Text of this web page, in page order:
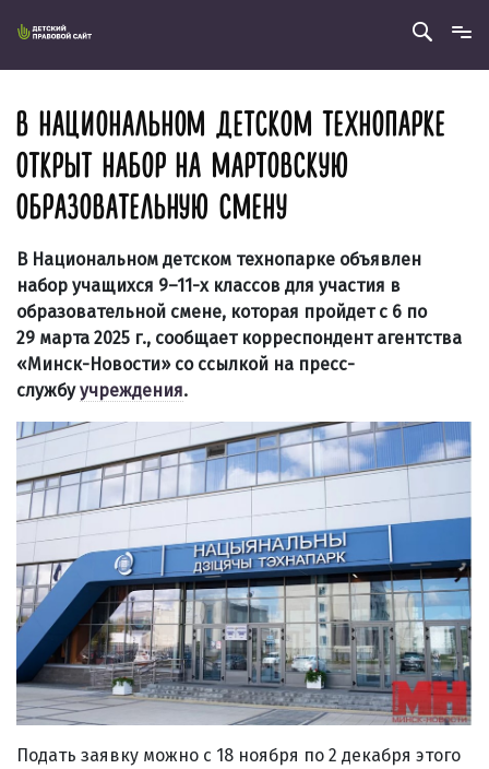
В НАЦИОНАЛЬНОМ ДЕТСКОМ ТЕХНОПАРКЕ
ОТКРЫТ НАБОР НА МАРТОВСКУЮ
ОБРАЗОВАТЕЛЬНУЮ СМЕНУ
В Национальном детском технопарке объявлен
набор учащихся 9–11-х классов для участия в
образовательной смене, которая пройдет с 6 по
29 марта 2025 г., сообщает корреспондент агентства
«Минск-Новости» со ссылкой на пресс-
службуучреждения.
Подать заявку можно с 18 ноября по 2 декабря этого